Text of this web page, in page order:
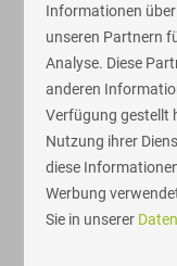
4
2
Waldlage
Informationen
unseren Partnern
Analyse. Diese
anderen
Verfügung gestellt
Nutzung ihrer
diese
Werbung
Sie in unserer